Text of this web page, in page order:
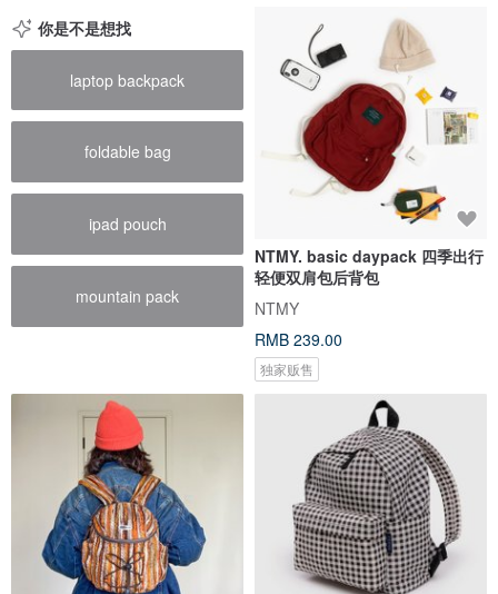
你是不是想找
laptop backpack
foldable bag
ipad pouch
mountain pack
NTMY. basic daypack 四季出行
轻便双肩包后背包
NTMY
RMB 239.00
独家贩售